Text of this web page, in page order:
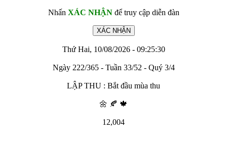
Nhấn XÁC NHẬNđể truy cập diễn đàn
Thứ Hai, 10/08/2026 - 09:25:30
Ngày 222/365 - Tuần 33/52 - Quý 3/4
LẬP THU : Bắt đầu mùa thu
🌼 🍂 🍁
12,004